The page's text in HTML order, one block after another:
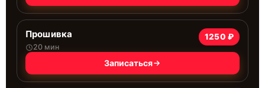
Прошивка
20 мин
1250 ₽
Записаться